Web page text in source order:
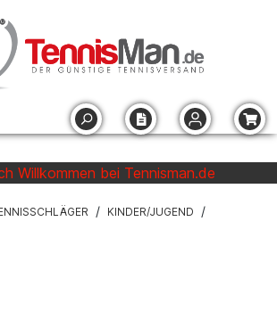
Willkommen bei Tennisman.de
/ KINDER/JUGEND /